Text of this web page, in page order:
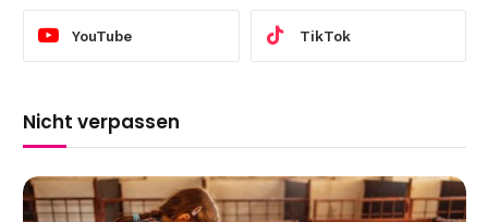
YouTube TikTok
Nicht verpassen